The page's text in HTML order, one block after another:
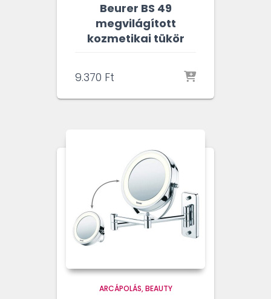
Beurer BS 49
megvilágított
kozmetikai tükör
9.370 Ft
ARCÁPOLÁS BEAUTY